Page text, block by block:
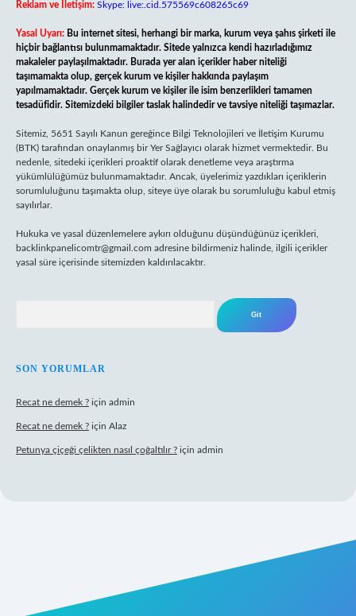
Reklam ve İletişim: Skype: live:.cid.575569c608265c69
Yasal Uyarı: Bu internet sitesi, herhangi bir marka, kurum veya şahıs şirketi ile
hiçbir bağlantısı bulunmamaktadır. Sitede yalnızca kendi hazırladığımız
makaleler paylaşılmaktadır. Burada yer alan içerikler haber niteliği
taşımamakta olup, gerçek kurum ve kişiler hakkında paylaşım
yapılmamaktadır. Gerçek kurum ve kişiler ile isim benzerlikleri tamamen
tesadüfidir. Sitemizdeki bilgiler taslak halindedir ve tavsiye niteliği taşımazlar.
Sitemiz, 5651 Sayılı Kanun gereğince Bilgi Teknolojileri ve İletişim Kurumu
(BTK) tarafından onaylanmış bir Yer Sağlayıcı olarak hizmet vermektedir. Bu
nedenle, sitedeki içerikleri proaktif olarak denetleme veya araştırma
yükümlülüğümüz bulunmamaktadır. Ancak, üyelerimiz yazdıkları içeriklerin
sorumluluğunu taşımakta olup, siteye üye olarak bu sorumluluğu kabul etmiş
sayılırlar.
Hukuka ve yasal düzenlemelere aykırı olduğunu düşündüğünüz içerikleri,
backlinkpanelicomtr@gmail.com adresine bildirmeniz halinde, ilgili içerikler
yasal süre içerisinde sitemizden kaldırılacaktır.
SON YORUMLAR
Recat ne demek ? için admin
Recat ne demek ? için Alaz
Petunya çiçeği çelikten nasıl çoğaltılır ? için admin